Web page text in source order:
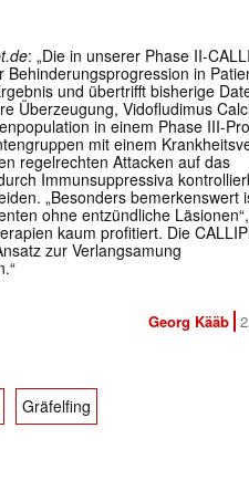
Mit dem |transkript-
: „Die in unserer Phase II-
Behinderungsprogression in
und übertrifft bisherige
Überzeugung, Vidofludimus
in einem Phase III-
mit einem
regelrechten Attacken auf das
Immunsuppressiva
„Besonders bemerkenswert
ohne entzündliche
kaum profitiert. Die
zur Verlangsamung
Georg Kääb
Gräfelfing